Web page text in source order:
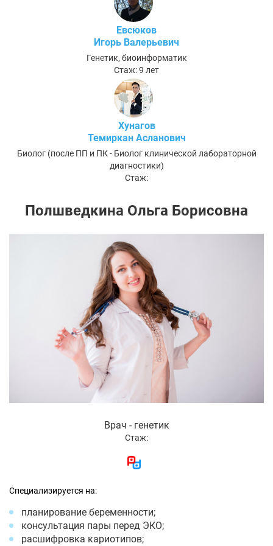
Евсюков
Игорь Валерьевич
Генетик, биоинформатик
Стаж: 9 лет
Хунагов
Темиркан Асланович
Биолог (после ПП и ПК - Биолог клинической лабораторной
диагностики)
Стаж:
Полшведкина Ольга Борисовна
Врач - генетик
Стаж:
Специализируется на:
планирование беременности;
консультация пары перед ЭКО;
расшифровка кариотипов;